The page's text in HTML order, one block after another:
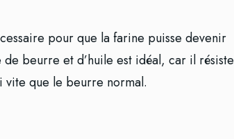
pour que la farine puisse devenir
beurre et d’huile est idéal, car il résiste
vite que le beurre normal.